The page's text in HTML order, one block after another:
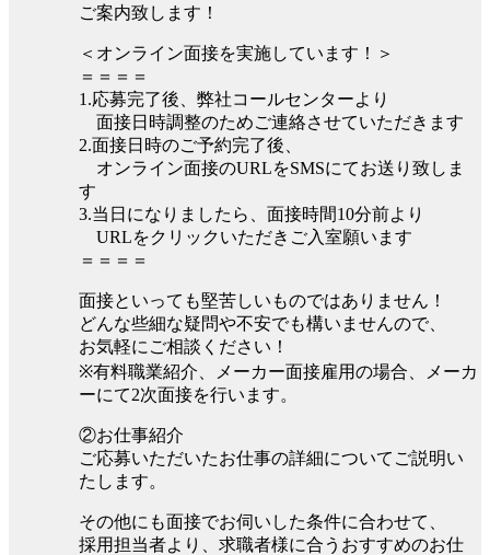
ご案内致します！
＜オンライン面接を実施しています！＞
＝＝＝＝
1.応募完了後、弊社コールセンターより
面接日時調整のためご連絡させていただきます
2.面接日時のご予約完了後、
オンライン面接のURLをSMSにてお送り致しま
す
3.当日になりましたら、面接時間10分前より
URLをクリックいただきご入室願います
＝＝＝＝
面接といっても堅苦しいものではありません！
どんな些細な疑問や不安でも構いませんので、
お気軽にご相談ください！
※有料職業紹介、メーカー面接雇用の場合、メーカ
ーにて2次面接を行います。
②お仕事紹介
ご応募いただいたお仕事の詳細についてご説明い
たします。
その他にも面接でお伺いした条件に合わせて、
採用担当者より、求職者様に合うおすすめのお仕